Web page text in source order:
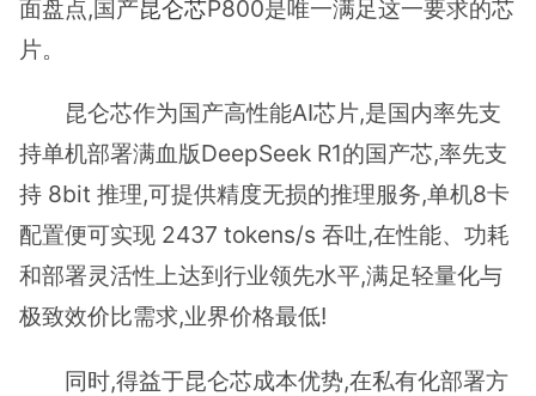
面盘点,国产昆仑芯P800是唯一满足这一要求的芯
片。
昆仑芯作为国产高性能AI芯片,是国内率先支
持单机部署满血版DeepSeek R1的国产芯,率先支
持 8bit 推理,可提供精度无损的推理服务,单机8卡
配置便可实现 2437 tokens/s 吞吐,在性能、功耗
和部署灵活性上达到行业领先水平,满足轻量化与
极致效价比需求,业界价格最低!
同时,得益于昆仑芯成本优势,在私有化部署方